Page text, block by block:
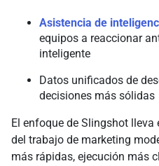
Asistencia de
equipos a reaccionar
inteligente
Datos unificados de
decisiones más sólidas
El enfoque de Slingshot
del trabajo de marketing
más rápidas, ejecución más